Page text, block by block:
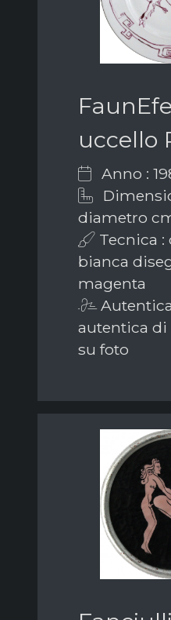
uccello
Anno :
diametro
Tecnica :
bianca
magenta
autentica
su foto